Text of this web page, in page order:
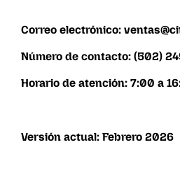
Correo electrónico:
Número de contacto: (502)
Horario de atención: 7:00 a
Versión actual: Febrero 2026